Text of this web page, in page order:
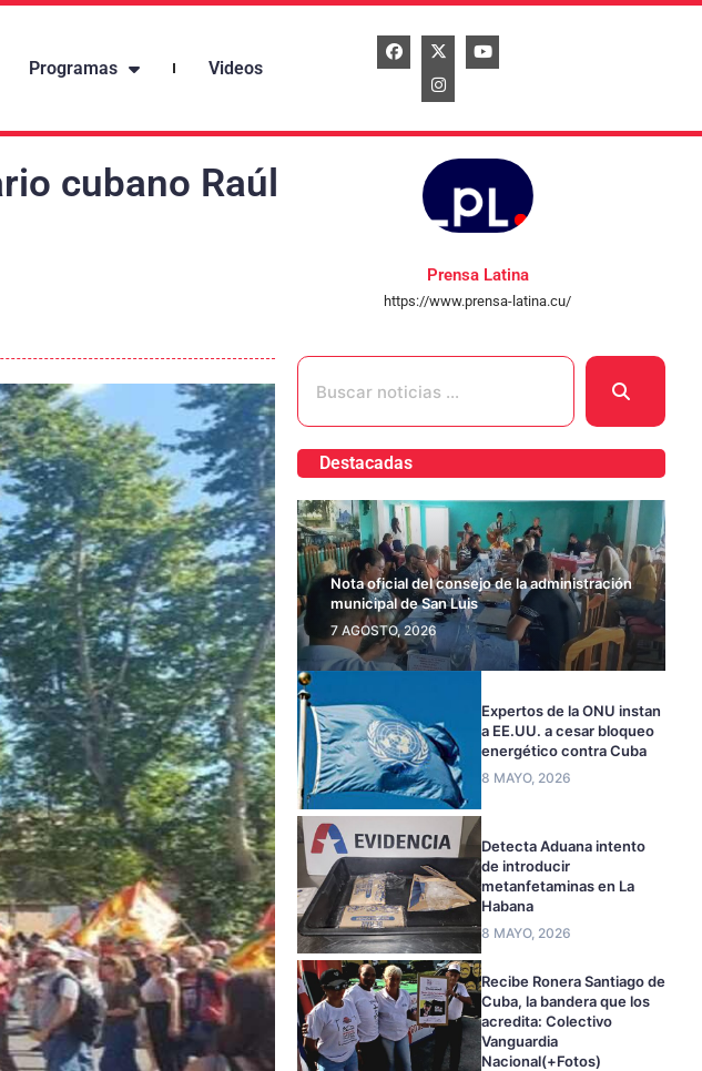
Programas Videos
cubano Raúl
Prensa Latina
https://www.prensa-latina.cu/
Destacadas
Nota oficial del consejo de la administración
municipal de San Luis
7 AGOSTO, 2026
Expertos de la ONU instan
a EE.UU. a cesar bloqueo
energético contra Cuba
8 MAYO, 2026
Detecta Aduana intento
de introducir
metanfetaminas en La
Habana
8 MAYO, 2026
Recibe Ronera Santiago de
Cuba, la bandera que los
acredita: Colectivo
Vanguardia
Nacional(+Fotos)